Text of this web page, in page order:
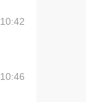
10:42
10:46